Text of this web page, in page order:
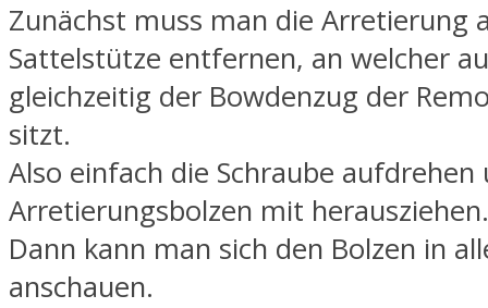
Zunächst muss man die Arretierung
Sattelstütze entfernen, an welcher
gleichzeitig der Bowdenzug der
sitzt.
Also einfach die Schraube aufdrehen
Arretierungsbolzen mit herausziehen.
Dann kann man sich den Bolzen in
anschauen.